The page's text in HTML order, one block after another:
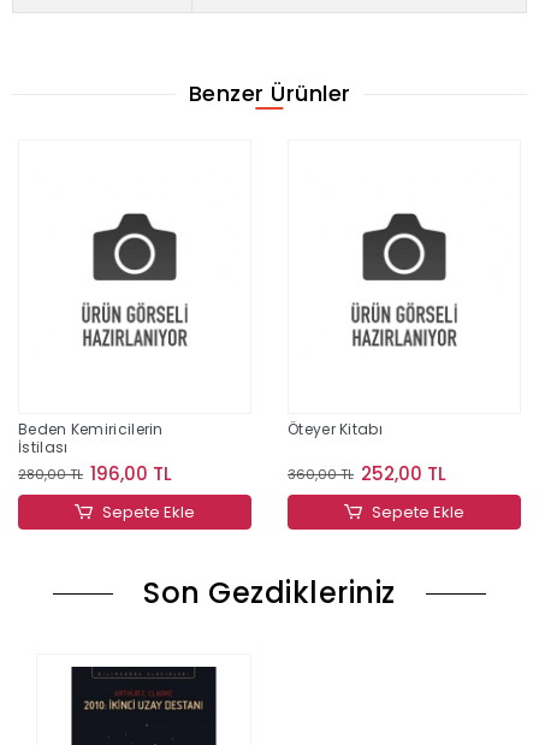
Benzer Ürünler
Beden Kemiricilerin
İstilası
280,00 TL 196,00 TL
Sepete Ekle
Öteyer Kitabı
360,00 TL 252,00 TL
Sepete Ekle
Son Gezdikleriniz